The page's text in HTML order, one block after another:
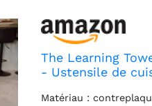
The Learning
- Ustensile de
Matériau :